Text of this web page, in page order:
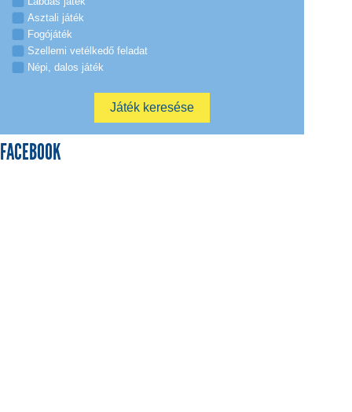
Asztali játék
Fogójáték
Szellemi vetélkedő feladat
Népi, dalos játék
FACEBOOK